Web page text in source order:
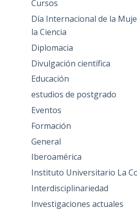
Cursos
Día Internacional de la
la Ciencia
Diplomacia
Divulgación científica
Educación
estudios de postgrado
Eventos
Formación
General
Iberoamérica
Instituto Universitario La
Interdisciplinariedad
Investigaciones actuales